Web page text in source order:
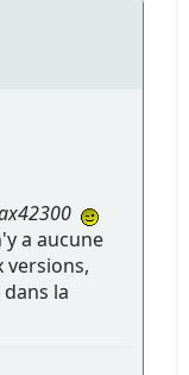
a aucune
versions,
la